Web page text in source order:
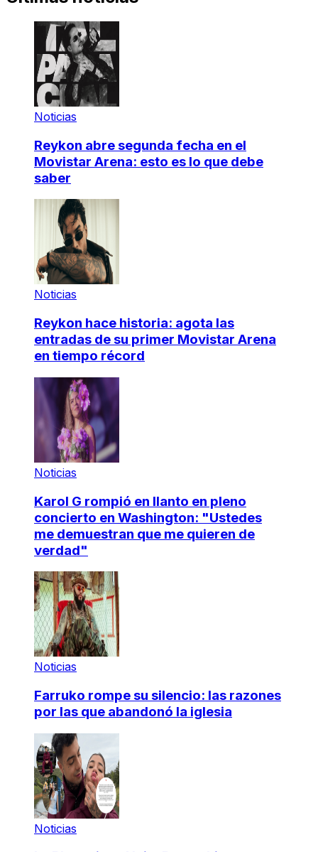
Noticias
Reykon abre segunda fecha en el
Movistar Arena: esto es lo que debe
saber
Noticias
Reykon hace historia: agota las
entradas de su primer Movistar Arena
en tiempo récord
Noticias
Karol G rompió en llanto en pleno
concierto en Washington: "Ustedes
me demuestran que me quieren de
verdad"
Noticias
Farruko rompe su silencio: las razones
por las que abandonó la iglesia
Noticias